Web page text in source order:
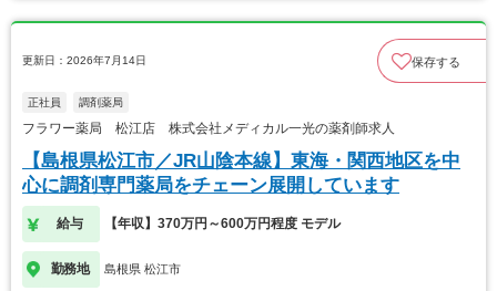
更新日：2026年7月14日 保存する
正社員 調剤薬局
フラワー薬局 松江店 株式会社メディカル一光の薬剤師求人
【島根県松江市／JR山陰本線】東海・関西地区を中
心に調剤専門薬局をチェーン展開しています
給与 【年収】370万円～600万円程度 モデル
勤務地 島根県 松江市